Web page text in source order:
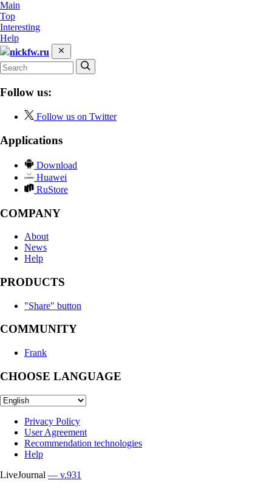
Main
Top
Interesting
Help
nickfw.ru
Follow us:
Follow us on Twitter
Applications
Download
Huawei
RuStore
COMPANY
About
News
Help
PRODUCTS
"Share" button
COMMUNITY
Frank
CHOOSE LANGUAGE
Privacy Policy
User Agreement
Recommendation technologies
Help
LiveJournal — v.931